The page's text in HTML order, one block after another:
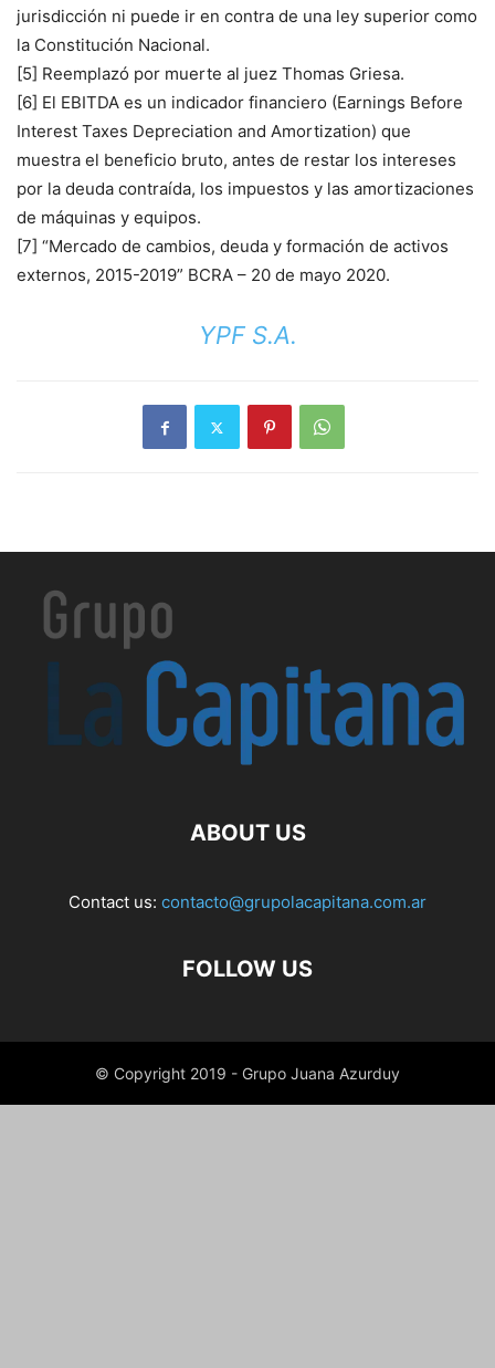
jurisdicción ni puede ir en contra de una ley superior como
la Constitución Nacional.
[5] Reemplazó por muerte al juez Thomas Griesa.
[6] El EBITDA es un indicador financiero (Earnings Before
Interest Taxes Depreciation and Amortization) que
muestra el beneficio bruto, antes de restar los intereses
por la deuda contraída, los impuestos y las amortizaciones
de máquinas y equipos.
[7] “Mercado de cambios, deuda y formación de activos
externos, 2015-2019” BCRA – 20 de mayo 2020.
YPF S.A.
ABOUT US
Contact us: contacto@grupolacapitana.com.ar
FOLLOW US
© Copyright 2019 - Grupo Juana Azurduy